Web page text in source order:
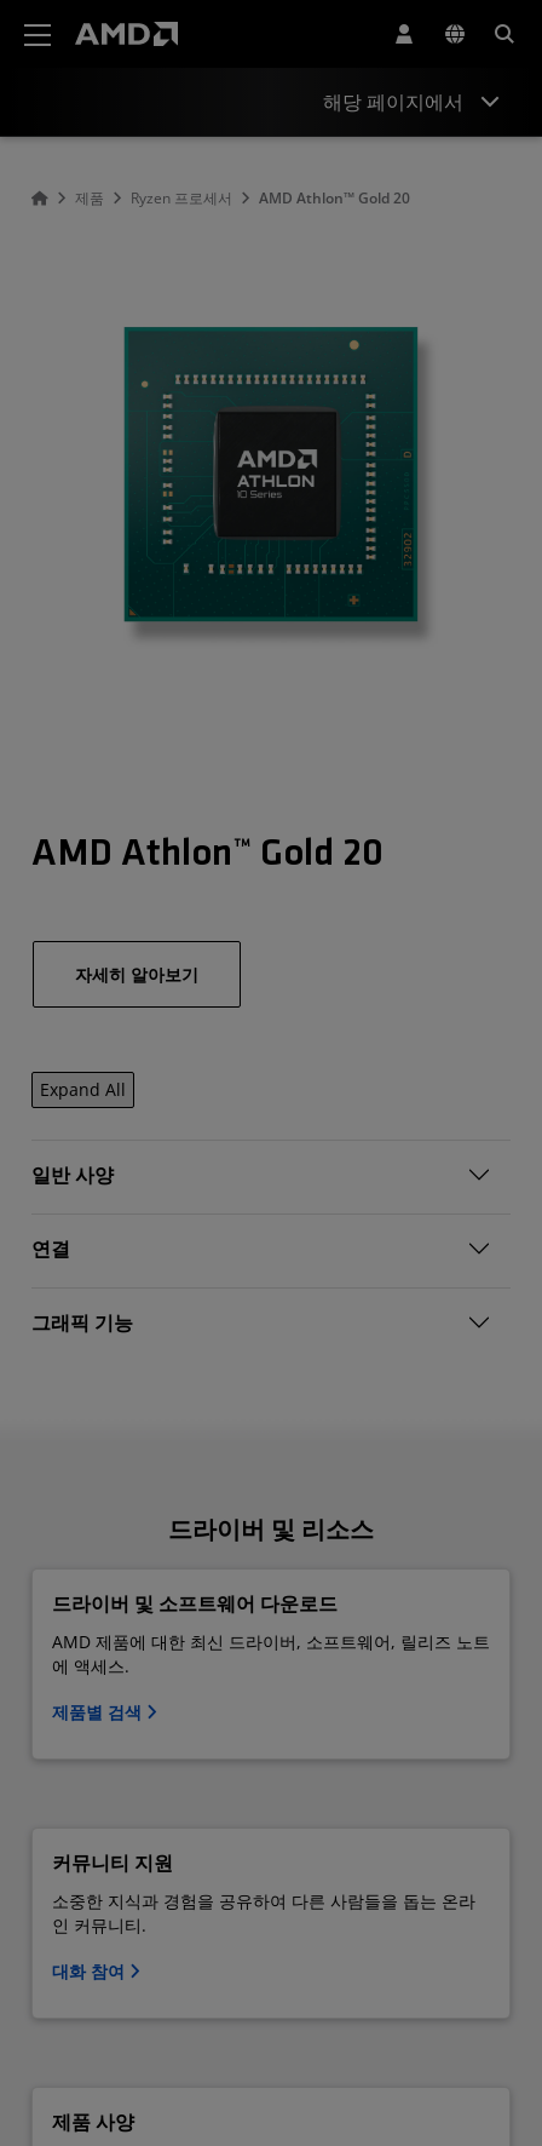
해당 페이지에서
제품 Ryzen 프로세서 AMD Athlon™ Gold 20
AMD Athlon™ Gold 20
자세히 알아보기
Expand All
일반 사양
연결
그래픽 기능
드라이버 및 리소스
드라이버 및 소프트웨어 다운로드
AMD 제품에 대한 최신 드라이버, 소프트웨어, 릴리즈 노트
에 액세스.
제품별 검색
커뮤니티 지원
소중한 지식과 경험을 공유하여 다른 사람들을 돕는 온라
인 커뮤니티.
대화 참여
제품 사양